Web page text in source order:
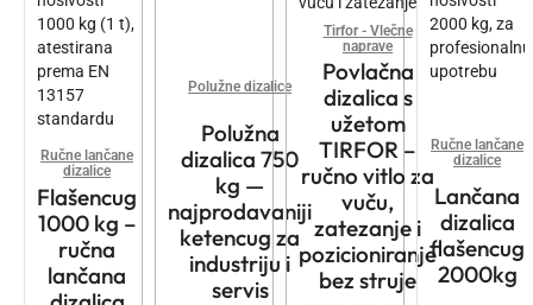
Ručne lančane
dizalice
Flašencug
1000 kg –
ručna
lančana
Polužne dizalice
Polužna
dizalica 750
kg —
najprodavaniji
ketencug za
industriju i
servis
Tirfor - Vlečne
naprave
Povlačna
dizalica s
užetom
TIRFOR –
ručno vitlo za
vuču,
zatezanje i
pozicioniranje
bez struje
Ručne lančane
dizalice
Lančana
dizalica
flašencug
2000kg